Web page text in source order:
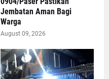
Jembatan Aman Bagi
Warga
August 09, 2026